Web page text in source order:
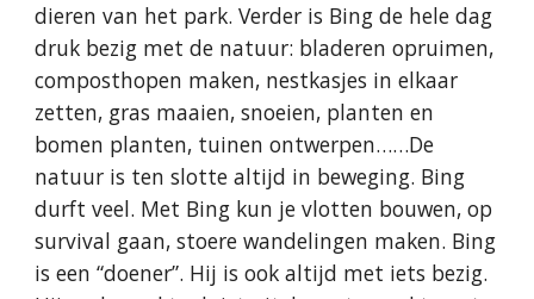
dieren van het park. Verder is Bing de hele dag
druk bezig met de natuur: bladeren opruimen,
composthopen maken, nestkasjes in elkaar
zetten, gras maaien, snoeien, planten en
bomen planten, tuinen ontwerpen……De
natuur is ten slotte altijd in beweging. Bing
durft veel. Met Bing kun je vlotten bouwen, op
survival gaan, stoere wandelingen maken. Bing
is een “doener”. Hij is ook altijd met iets bezig.